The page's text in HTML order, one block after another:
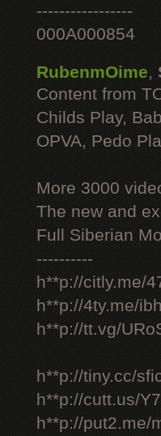
-----------------
000A000854
RubenmOime,
Content from
Childs Play,
OPVA, Pedo
More 3000
The new and
Full Siberian
----------
h**p://citly.me/
h**p://4ty.me/
h**p://tt.vg/
h**p://tiny.cc/
h**p://cutt.us/
h**p://put2.me/